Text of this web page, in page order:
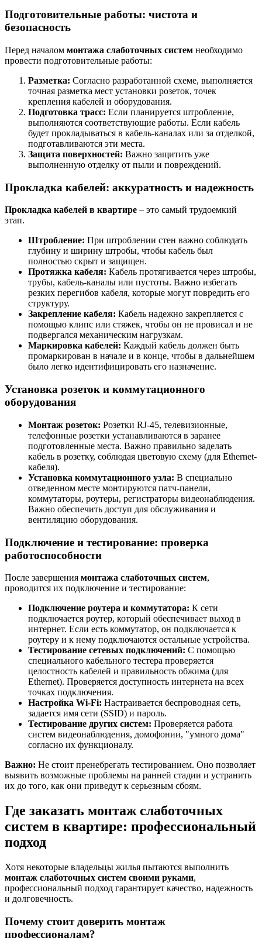
Подготовительные работы: чистота и
безопасность
Перед началом монтажа слаботочных систем необходимо
провести подготовительные работы:
Разметка: Согласно разработанной схеме, выполняется
точная разметка мест установки розеток, точек
крепления кабелей и оборудования.
Подготовка трасс: Если планируется штробление,
выполняются соответствующие работы. Если кабель
будет прокладываться в кабель-каналах или за отделкой,
подготавливаются эти места.
Защита поверхностей: Важно защитить уже
выполненную отделку от пыли и повреждений.
Прокладка кабелей: аккуратность и надежность
Прокладка кабелей в квартире – это самый трудоемкий
этап.
Штробление: При штроблении стен важно соблюдать
глубину и ширину штробы, чтобы кабель был
полностью скрыт и защищен.
Протяжка кабеля: Кабель протягивается через штробы,
трубы, кабель-каналы или пустоты. Важно избегать
резких перегибов кабеля, которые могут повредить его
структуру.
Закрепление кабеля: Кабель надежно закрепляется с
помощью клипс или стяжек, чтобы он не провисал и не
подвергался механическим нагрузкам.
Маркировка кабелей: Каждый кабель должен быть
промаркирован в начале и в конце, чтобы в дальнейшем
было легко идентифицировать его назначение.
Установка розеток и коммутационного
оборудования
Монтаж розеток: Розетки RJ-45, телевизионные,
телефонные розетки устанавливаются в заранее
подготовленные места. Важно правильно заделать
кабель в розетку, соблюдая цветовую схему (для Ethernet-
кабеля).
Установка коммутационного узла: В специально
отведенном месте монтируются патч-панели,
коммутаторы, роутеры, регистраторы видеонаблюдения.
Важно обеспечить доступ для обслуживания и
вентиляцию оборудования.
Подключение и тестирование: проверка
работоспособности
После завершения монтажа слаботочных систем,
проводится их подключение и тестирование:
Подключение роутера и коммутатора: К сети
подключается роутер, который обеспечивает выход в
интернет. Если есть коммутатор, он подключается к
роутеру и к нему подключаются остальные устройства.
Тестирование сетевых подключений: С помощью
специального кабельного тестера проверяется
целостность кабелей и правильность обжима (для
Ethernet). Проверяется доступность интернета на всех
точках подключения.
Настройка Wi-Fi: Настраивается беспроводная сеть,
задается имя сети (SSID) и пароль.
Тестирование других систем: Проверяется работа
систем видеонаблюдения, домофонии, "умного дома"
согласно их функционалу.
Важно: Не стоит пренебрегать тестированием. Оно позволяет
выявить возможные проблемы на ранней стадии и устранить
их до того, как они приведут к серьезным сбоям.
Где заказать монтаж слаботочных
систем в квартире: профессиональный
подход
Хотя некоторые владельцы жилья пытаются выполнить
монтаж слаботочных систем своими руками,
профессиональный подход гарантирует качество, надежность
и долговечность.
Почему стоит доверить монтаж
профессионалам?